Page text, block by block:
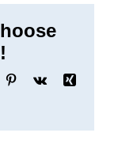
Pinterest
Vk
Xing